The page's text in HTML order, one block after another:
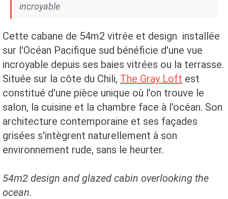
incroyable
Cette cabane de 54m2 vitrée et design installée
sur l'Océan Pacifique sud bénéficie d'une vue
incroyable depuis ses baies vitrées ou la terrasse.
Située sur la côte du Chili, The Gray Loft est
constitué d'une pièce unique où l'on trouve le
salon, la cuisine et la chambre face à l'océan. Son
architecture contemporaine et ses façades
grisées s'intègrent naturellement à son
environnement rude, sans le heurter.
54m2 design and glazed cabin overlooking the
ocean.